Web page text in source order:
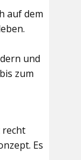
auf dem
und
zum
recht
Es